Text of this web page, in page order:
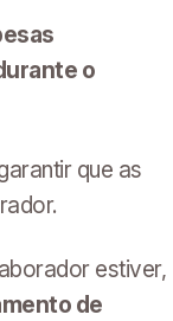
o
que as
estiver,
de